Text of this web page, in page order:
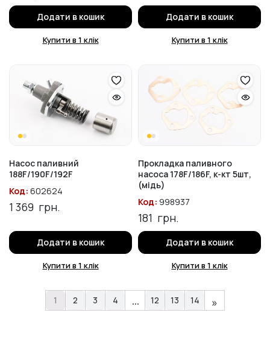
Додати в кошик
Купити в 1 клік
Додати в кошик
Купити в 1 клік
Насос паливний
188F/190F/192F
Код: 602624
1 369 грн.
Додати в кошик
Купити в 1 клік
Прокладка паливного
насоса 178F/186F, к-кт 5шт,
(мідь)
Код: 998937
181 грн.
Додати в кошик
Купити в 1 клік
1 2 3 4 … 12 13 14 »